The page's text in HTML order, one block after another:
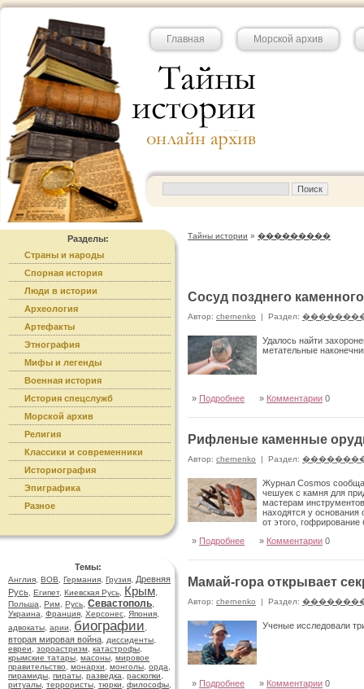
Главная Морской архив
Разделы:
Страны и народы
Спорная история
Люди в истории
Археология
Артефакты
Этнография
Мифы и легенды
Военная история
История спецслужб
Морской архив
Религия
Классики и современники
Историография
Эпиграфика
Разное
Темы:
Англия ВОВ Германия Грузия
Древняя
Русь Египет, Киевская Русь Крым
Польша
Рим Русь Севастополь
Украина
Франция Херсонес Япония
адвокаты арии биографии
вторая мировая война диссиденты
евреи
зороастризм катастрофы
крымские татары масоны мировое
правительство
монархи монголы орда
пирамиды пираты разведка раскопки
ритуалы террористы тюрки философы
Тайны истории » ���������
Сосуд позднего
Автор: chernenko | Раздел:
Удалось найти
метательные
» Подробнее » Комментарии 0
Рифленые каменные
Автор: chernenko | Раздел:
Журнал Cosmos
чешуек с камня для
мастерам
находятся у основания
от этого,
» Подробнее » Комментарии 0
Мамай-гора открывает
Автор: chernenko | Раздел:
Ученые исследовали
» Подробнее » Комментарии 0